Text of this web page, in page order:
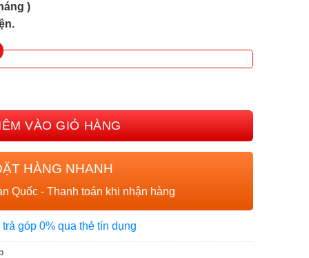
)
VÀO GIỎ HÀNG
HÀNG NHANH
Quốc - Thanh toán khi nhận hàng
góp 0% qua thẻ tín dụng